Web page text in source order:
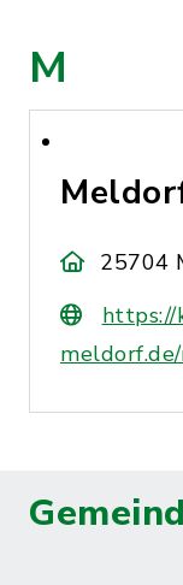
M
25704
https://